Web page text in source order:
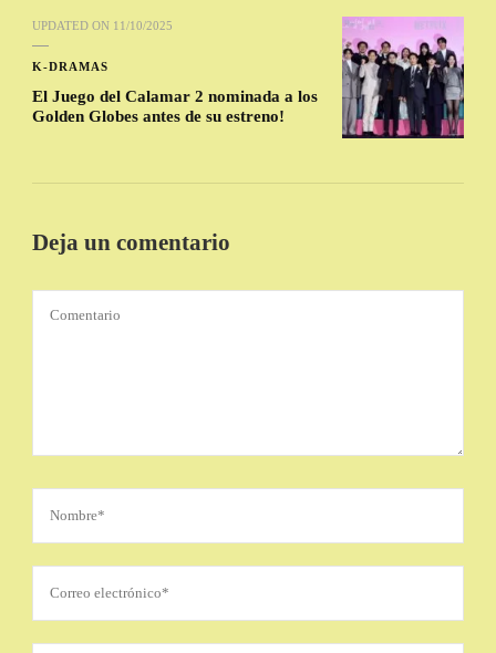
UPDATED ON 11/10/2025
K-DRAMAS
El Juego del Calamar 2 nominada a los
Golden Globes antes de su estreno!
Deja un comentario